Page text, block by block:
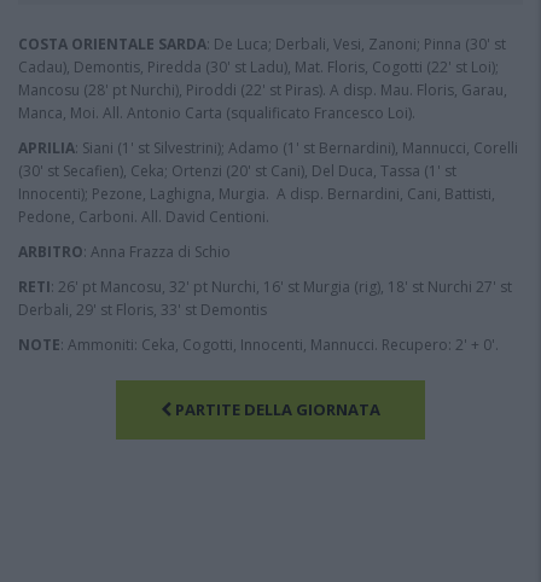
COSTA ORIENTALE SARDA: De Luca; Derbali, Vesi, Zanoni; Pinna (30' st
Cadau), Demontis, Piredda (30' st Ladu), Mat. Floris, Cogotti (22' st Loi);
Mancosu (28' pt Nurchi), Piroddi (22' st Piras). A disp. Mau. Floris, Garau,
Manca, Moi. All. Antonio Carta (squalificato Francesco Loi).
APRILIA: Siani (1' st Silvestrini); Adamo (1' st Bernardini), Mannucci, Corelli
(30' st Secafien), Ceka; Ortenzi (20' st Cani), Del Duca, Tassa (1' st
Innocenti); Pezone, Laghigna, Murgia. A disp. Bernardini, Cani, Battisti,
Pedone, Carboni. All. David Centioni.
ARBITRO: Anna Frazza di Schio
RETI: 26' pt Mancosu, 32' pt Nurchi, 16' st Murgia (rig), 18' st Nurchi 27' st
Derbali, 29' st Floris, 33' st Demontis
NOTE: Ammoniti: Ceka, Cogotti, Innocenti, Mannucci. Recupero: 2' + 0'.
PARTITE DELLA GIORNATA